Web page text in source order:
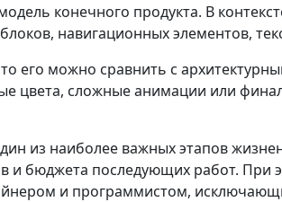
конечного продукта. В
навигационных элементов,
его можно сравнить с
цвета, сложные анимации или
из наиболее важных этапов
и бюджета последующих работ.
и программистом,